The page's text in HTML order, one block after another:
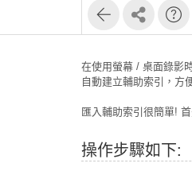
在使用螢幕 / 桌面錄影
自動建立輔助索引，方
匯入輔助索引很簡單!
操作步驟如下: